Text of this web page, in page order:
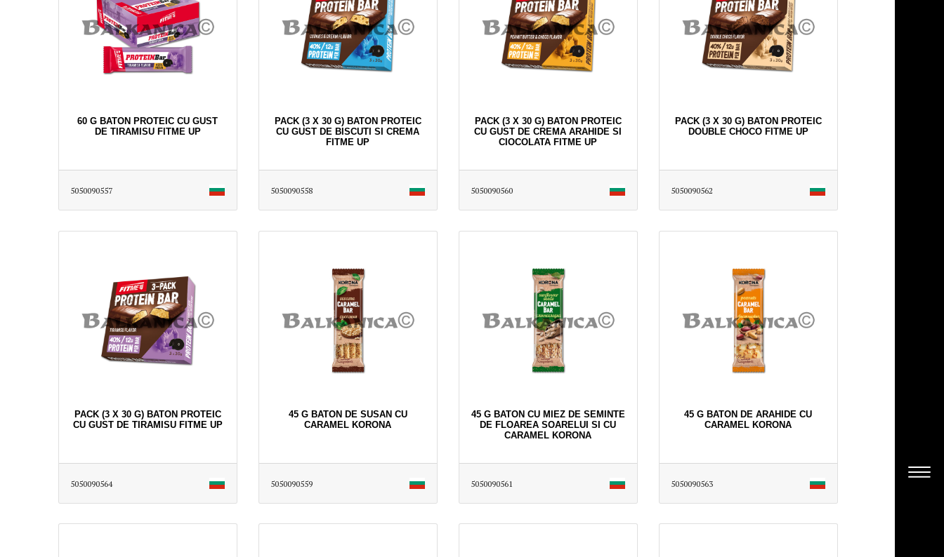
60 G BATON PROTEIC CU GUST
DE TIRAMISU FITME UP
5050090557
PACK (3 X 30 G) BATON PROTEIC
CU GUST DE BISCUTI SI CREMA
FITME UP
5050090558
PACK (3 X 30 G) BATON PROTEIC
CU GUST DE CREMA ARAHIDE SI
CIOCOLATA FITME UP
5050090560
PACK (3 X 30 G) BATON PROTEIC
DOUBLE CHOCO FITME UP
5050090562
PACK (3 X 30 G) BATON PROTEIC
CU GUST DE TIRAMISU FITME UP
5050090564
45 G BATON DE SUSAN CU
CARAMEL KORONA
5050090559
45 G BATON CU MIEZ DE SEMINTE
DE FLOAREA SOARELUI SI CU
CARAMEL KORONA
5050090561
45 G BATON DE ARAHIDE CU
CARAMEL KORONA
5050090563